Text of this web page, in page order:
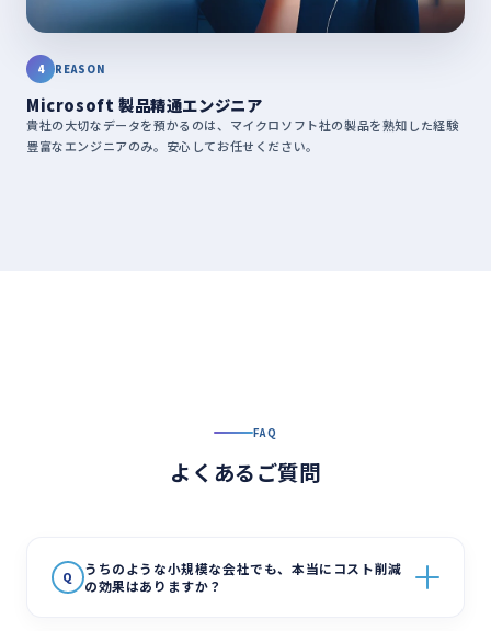
4 REASON
Microsoft 製品精通エンジニア
貴社の大切なデータを預かるのは、マイクロソフト社の製品を熟知した経験
豊富なエンジニアのみ。安心してお任せください。
FAQ
よくあるご質問
Q
うちのような小規模な会社でも、本当にコスト削減
の効果はありますか？